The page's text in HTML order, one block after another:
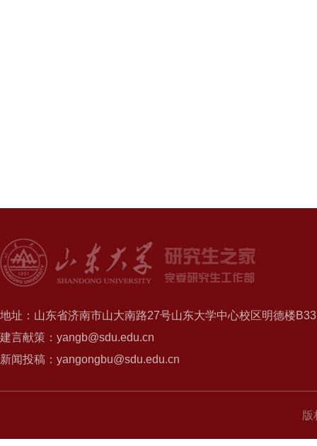
地址：山东省济南市山大南路27号山东大学中心校区明德楼
建言献策：yangb@sdu.edu.cn
新闻投稿：yangongbu@sdu.edu.cn
版